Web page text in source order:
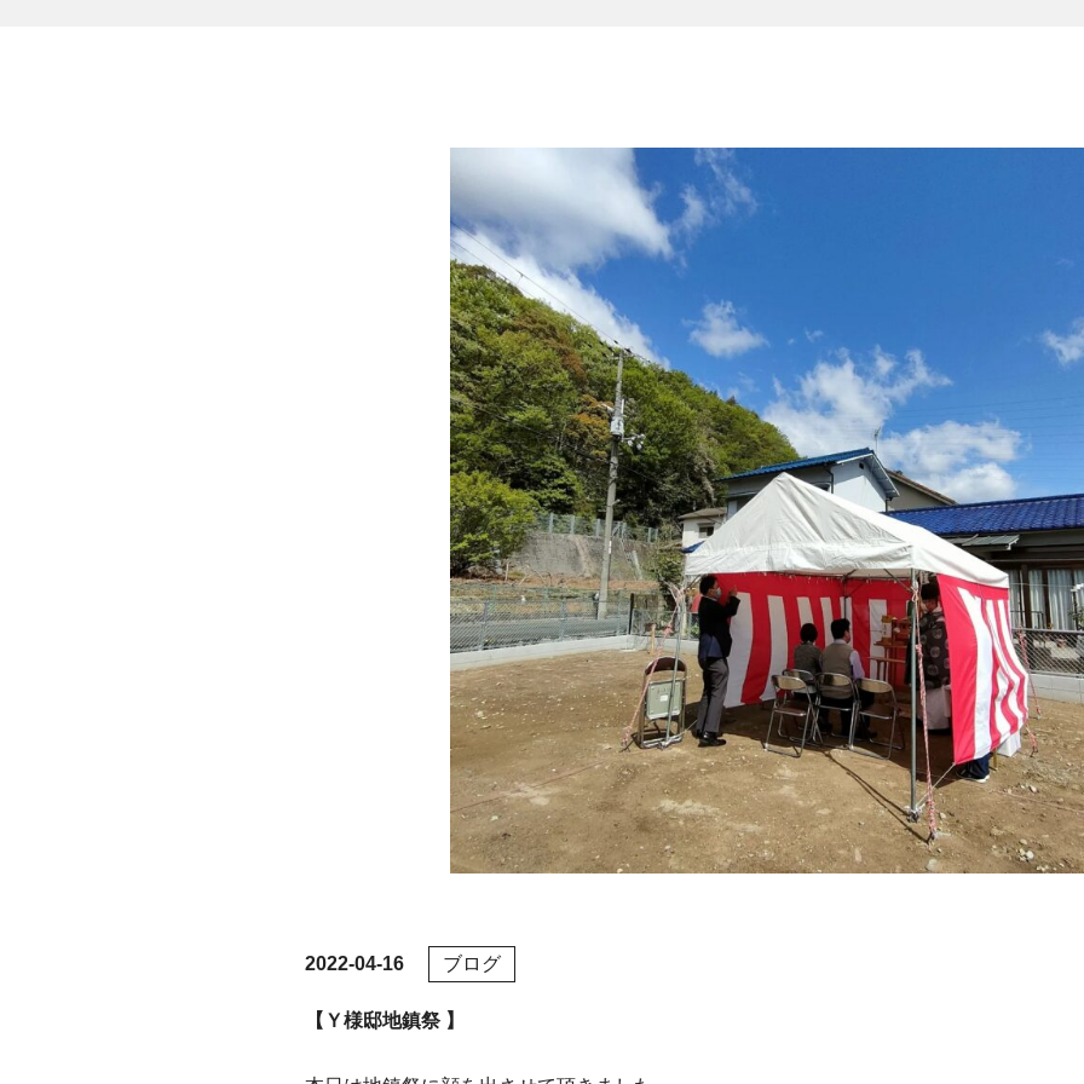
2022-04-16 ブログ
【Ｙ様邸地鎮祭 】